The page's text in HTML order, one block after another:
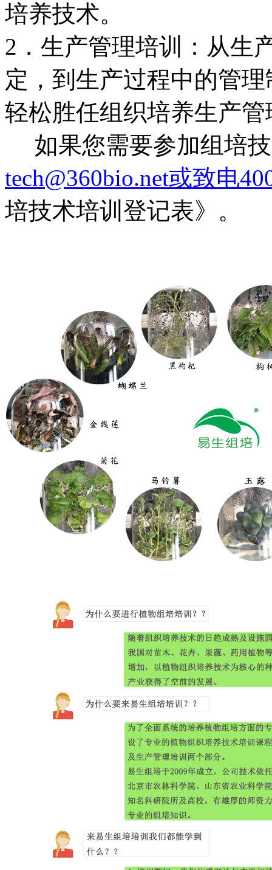
培养技术。
2．生产管理培训：从生
定，到生产过程中的管
轻松胜任组织培养生产管
如果您需要参加组培
tech@360bio.net或致电
培技术培训登记表》。